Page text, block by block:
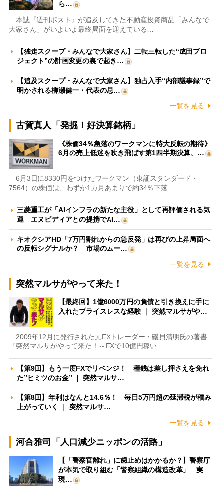
ら…
本誌『週刊ポスト』が追及してきた不動産投資商品「みんなで
大家さん」がいよいよ最終局面を迎えている…
【独走スクープ・みんなで大家さん】二転三転した“成田プロ
ジェクト”の計画変更の裏で起き…
【追及スクープ・みんなで大家さん】独占入手“内部議事録”で
明かされる柳瀬健一・代表の思…
一覧を見る
古賀真人「発掘！好決算銘柄」
《株価34％急落のワークマンに特大反転の期待》
6月の売上低迷を吹き飛ばす第1四半期決算、…
6月3日に8330円をつけたワークマン（東証スタンダード・
7564）の株価は、わずか1カ月あまりで約34％下落…
三菱重工が「AIインフラの新たな主役」として再評価される気
運 エヌビディアとの提携でAI…
キオクシアHD「7万円割れからの急反発」は再びの上昇局面へ
の反転シグナルか？ 市場のムー…
一覧を見る
突然マルサがやって来た！
【最終回】1億6000万円の負債と引き換えに手に
入れたプライスレスな経験 ｜ 突然マルサがや…
2009年12月に発行された元FXトレーダー・磯貝清明氏の著書
『突然マルサがやって来た！～FXで10億円稼い…
【第9回】もう一度FXでリベンジ！ 種銭は差し押さえを免れ
た”ヒミツのお金” ｜ 突然マルサ…
【第8回】年利はなんと14.6％！ 毎日5万円超の延滞税が積み
上がっていく ｜ 突然マルサ…
一覧を見る
河合雅司「人口減少ニッポンの活路」
【「警察官離れ」に歯止めはかかるか？】警察庁
が本気で取り組む「警察組織の構造改革」 実
現…